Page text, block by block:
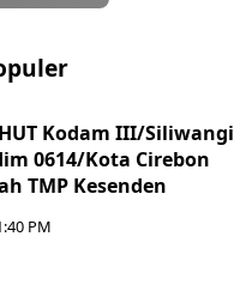
Kodam III/Siliwangi
0614/Kota Cirebon
TMP Kesenden
PM